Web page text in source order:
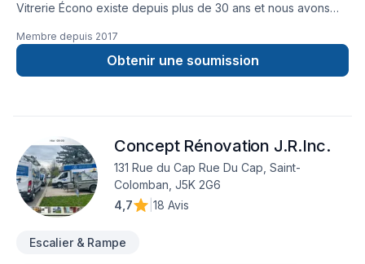
Vitrerie Écono existe depuis plus de 30 ans et nous avons
vendons et installons tout ce qui touche à la vitrerie autant
réparation que changement complet. Voici une liste de nos
services autant résidentiel que commercial : Portes et
qui s'occupe de tout de la prise de mesures jusqu'à la fin de
l'installation. Nous offrons un service personnalisé pour
chaque client selon vos besoins. Au plaisir de faire affaire
avec vous.
Membre depuis 2017
Obtenir une soumission
Concept Rénovation J.R.Inc.
131 Rue du Cap Rue Du Cap, Saint-
Colomban, J5K 2G6
4,7
18 Avis
Escalier & Rampe